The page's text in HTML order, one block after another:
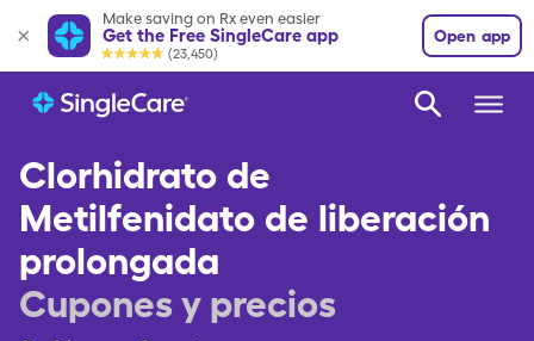
Make saving on Rx even easier
Get the Free SingleCare app
(23,450)
Open app
Clorhidrato de
Metilfenidato de liberación
prolongada
Cupones y precios